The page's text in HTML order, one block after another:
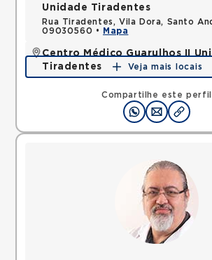
Compartilhe este perfil
Unidade Tiradentes
Rua Tiradentes, Vila Dora, Santo
09030560 •
Mapa
Centro Médico Guarulhos II
Tiradentes
Avenida Tiradentes, Jardim
SP, 07090000 •
Mapa
Veja mais locais